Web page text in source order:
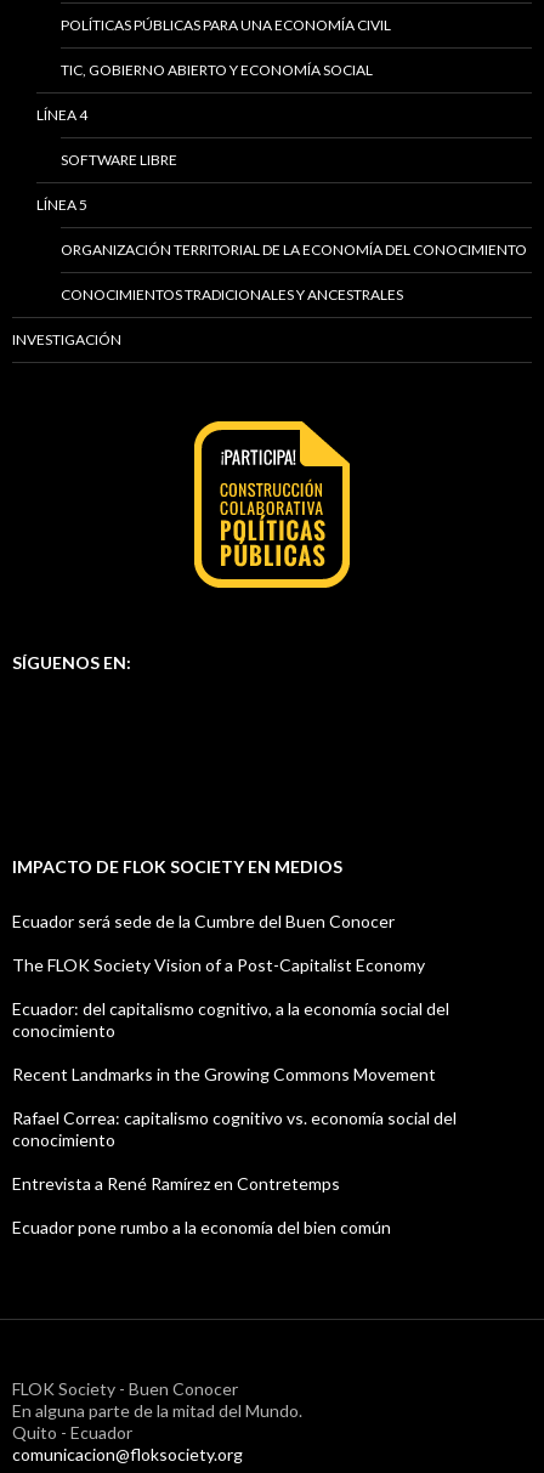
POLÍTICAS PÚBLICAS PARA UNA ECONOMÍA CIVIL
TIC, GOBIERNO ABIERTO Y ECONOMÍA SOCIAL
LÍNEA 4
SOFTWARE LIBRE
LÍNEA 5
ORGANIZACIÓN TERRITORIAL DE LA ECONOMÍA DEL CONOCIMIENTO
CONOCIMIENTOS TRADICIONALES Y ANCESTRALES
INVESTIGACIÓN
SÍGUENOS EN:
IMPACTO DE FLOK SOCIETY EN MEDIOS
Ecuador será sede de la Cumbre del Buen Conocer
The FLOK Society Vision of a Post-Capitalist Economy
Ecuador: del capitalismo cognitivo, a la economía social del
conocimiento
Recent Landmarks in the Growing Commons Movement
Rafael Correa: capitalismo cognitivo vs. economía social del
conocimiento
Entrevista a René Ramírez en Contretemps
Ecuador pone rumbo a la economía del bien común
FLOK Society - Buen Conocer
En alguna parte de la mitad del Mundo.
Quito - Ecuador
comunicacion@floksociety.org